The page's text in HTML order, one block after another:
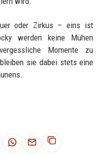
oder Zirkus – eins ist
werden keine Mühen
Momente zu
sie dabei stets eine